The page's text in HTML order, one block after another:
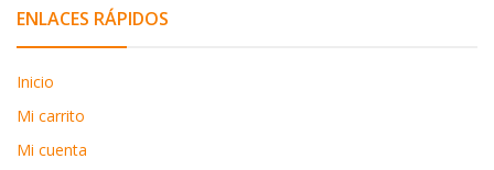
ENLACES RÁPIDOS
Inicio
Mi carrito
Mi cuenta